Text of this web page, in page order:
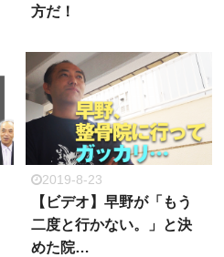
方だ！
2019-8-23
【ビデオ】早野が「もう
二度と行かない。」と決
めた院…